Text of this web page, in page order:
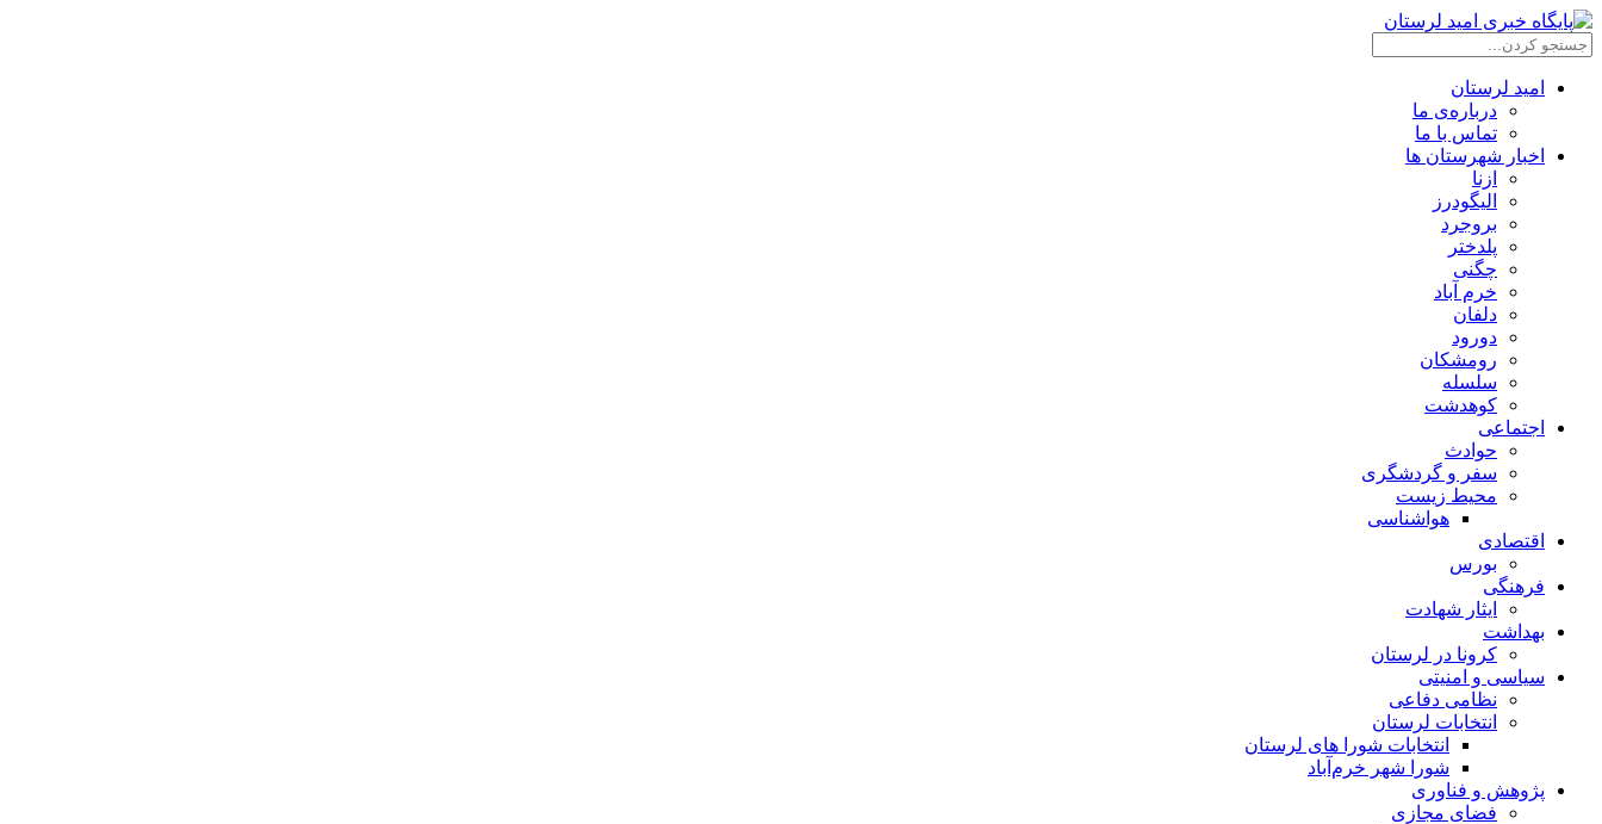
امید لرستان
درباره‌ی ما
تماس با ما
اخبار شهرستان ها
ازنا
الیگودرز
بروجرد
پلدختر
چگنی
خرم آباد
دلفان
دورود
رومشکان
سلسله
کوهدشت
اجتماعی
حوادث
سفر و گردشگری
محیط زیست
هواشناسی
اقتصادی
بورس
فرهنگی
ایثار شهادت
بهداشت
کرونا در لرستان
سیاسی و امنیتی
نظامی دفاعی
انتخابات لرستان
انتخابات شورا های لرستان
شورا شهر خرم‌آباد
پژوهش و فناوری
فضای مجازی